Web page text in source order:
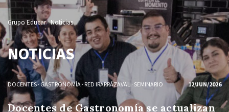
Grupo Educar Noticias
NOTICIAS
DOCENTES·GASTRONOMÍA · RED IRARRÁZAVAL· SEMINARIO 12/JUN/2026
Docentes de Gastronomía se actualizan